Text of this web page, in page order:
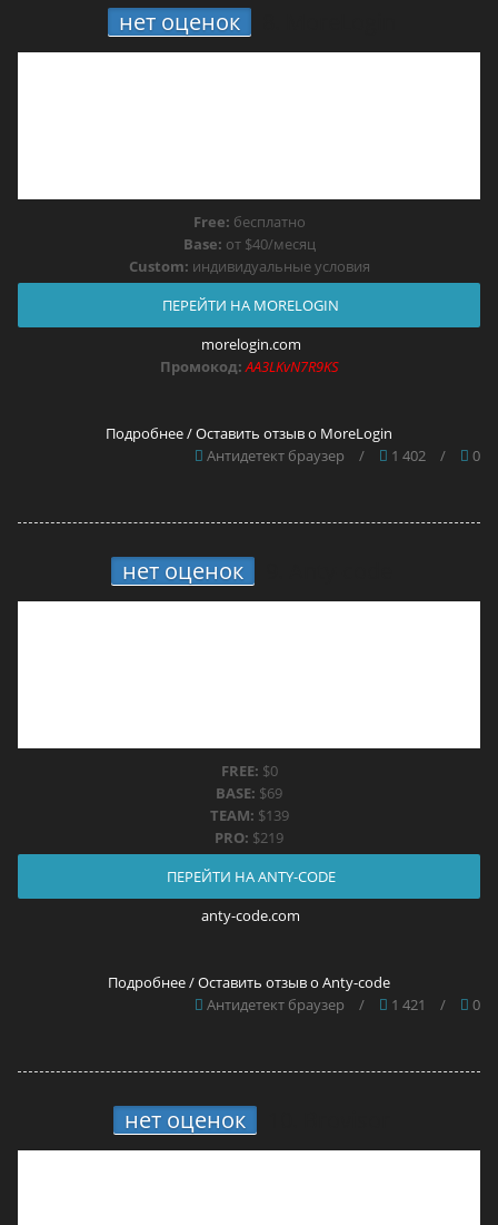
нет оценок
Free: бесплатно
Base: от $40/месяц
Custom: индивидуальные условия
ПЕРЕЙТИ НА MORELOGIN
morelogin.com
Промокод:AA3LKvN7R9KS
Подробнее / Оставить отзыв о MoreLogin
Антидетект браузер
/ 1 402 / 0
нет оценок
FREE: $0
BASE: $69
TEAM: $139
PRO: $219
ПЕРЕЙТИ НА ANTY-CODE
anty-code.com
Подробнее / Оставить отзыв о Anty-code
Антидетект браузер
/ 1 421 / 0
нет оценок